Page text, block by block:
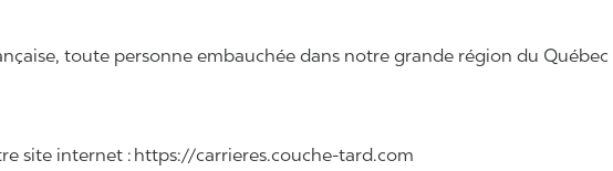
toute personne embauchée dans notre grande région du Québec
site internet : https://carrieres.couche-tard.com